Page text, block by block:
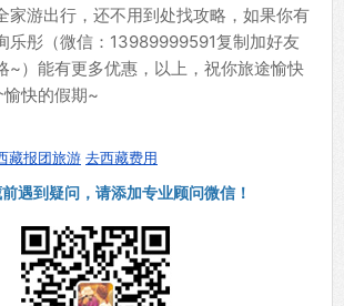
家游出行，还不用到处找攻略，如果你有
乐彤（微信：13989999591复制加好友
~）能有更多优惠，以上，祝你旅途愉快
快的假期~
藏报团旅游 去西藏费用
遇到疑问，请添加专业顾问微信！